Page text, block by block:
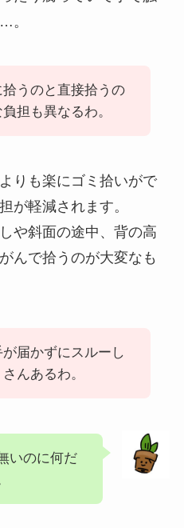
。
拾うのと直接拾うの
担も異なるわ。
りも楽にゴミ拾いがで
が軽減されます。
や斜面の途中、背の高
んで拾うのが大変なも
届かずにスルーし
んあるわ。
いのに何だ